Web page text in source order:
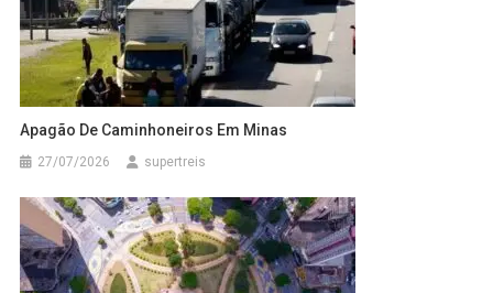
Apagão De Caminhoneiros Em Minas
27/07/2026 supertreis